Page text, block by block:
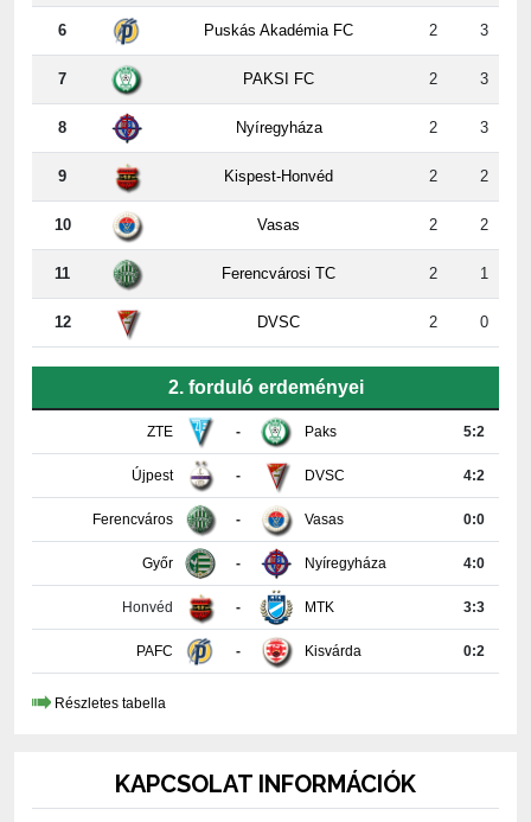
7 PAKSI FC 2 3
8 Nyíregyháza 2 3
9 Kispest-Honvéd 2 2
10 Vasas 2 2
11 Ferencvárosi TC 2 1
12 DVSC 2 0
ZTE - Paks
Újpest DVSC 4:2
Ferencváros Vasas 0:0
Győr Nyíregyháza 4:0
Honvéd MTK 3:3
PAFC Kisvárda 0:2
Részletes tabella
PAKSI FUTBALL CLUB KFT.